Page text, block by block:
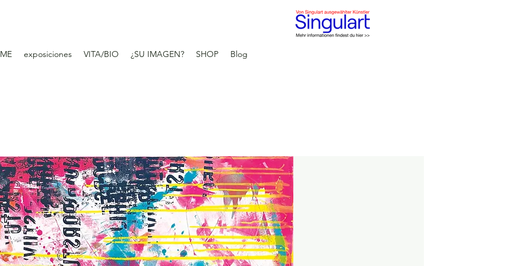
exposiciones VITA/BIO ¿SU IMAGEN? SHOP Blog